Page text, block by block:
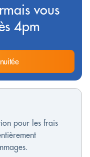
vous
4pm
pour les frais